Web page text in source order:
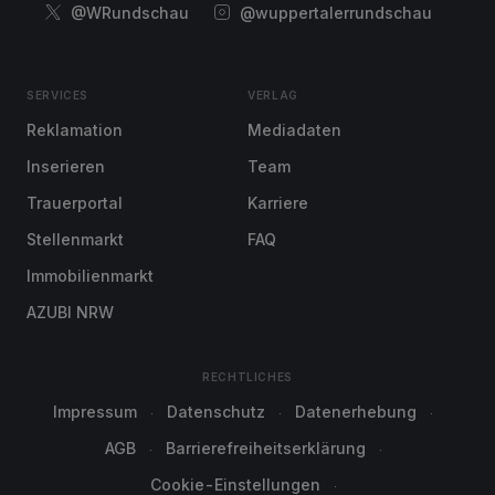
@WRundschau @wuppertalerrundschau
SERVICES
Reklamation
Inserieren
Trauerportal
Stellenmarkt
Immobilienmarkt
AZUBI NRW
VERLAG
Mediadaten
Team
Karriere
FAQ
RECHTLICHES
Impressum Datenschutz
Datenerhebung
AGB
Barrierefreiheitserklärung
Cookie-Einstellungen